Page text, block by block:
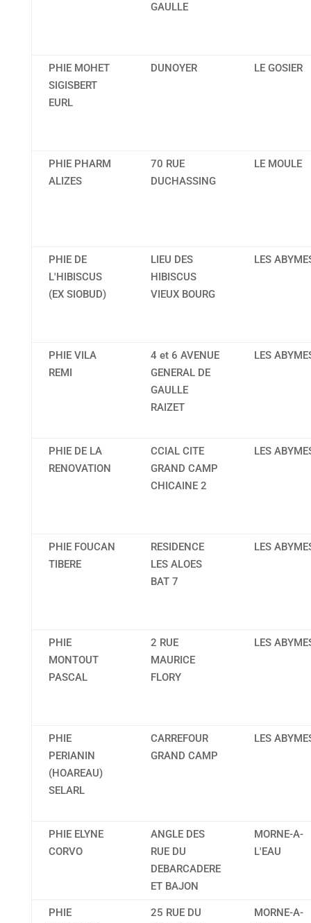
GAULLE
PHIE MOHET
SIGISBERT
EURL
DUNOYER LE GOSIER
PHIE PHARM
ALIZES
70 RUE
DUCHASSING
LE MOULE
PHIE DE
L'HIBISCUS
(EX SIOBUD)
LIEU DES
HIBISCUS
VIEUX BOURG
LES
PHIE VILA
REMI
4 et 6 AVENUE
GENERAL DE
GAULLE
RAIZET
LES
PHIE DE LA
RENOVATION
CCIAL CITE
GRAND CAMP
CHICAINE 2
LES
PHIE FOUCAN
TIBERE
RESIDENCE
LES ALOES
BAT 7
LES
PHIE
MONTOUT
PASCAL
2 RUE
MAURICE
FLORY
LES
PHIE
PERIANIN
(HOAREAU)
SELARL
CARREFOUR
GRAND CAMP
LES
PHIE ELYNE
CORVO
ANGLE DES
RUE DU
DEBARCADERE
ET BAJON
MORNE-A-
L'EAU
PHIE
25 RUE DU
MORNE-A-